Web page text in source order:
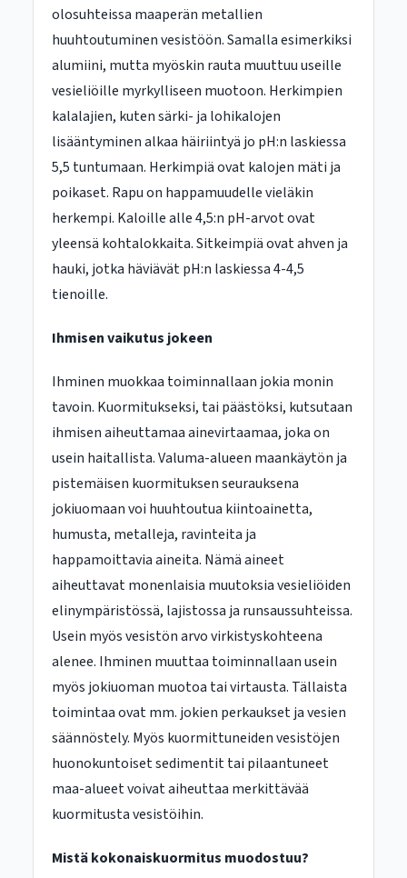
olosuhteissa maaperän metallien
huuhtoutuminen vesistöön. Samalla esimerkiksi
alumiini, mutta myöskin rauta muuttuu useille
vesieliöille myrkylliseen muotoon. Herkimpien
kalalajien, kuten särki- ja lohikalojen
lisääntyminen alkaa häiriintyä jo pH:n laskiessa
5,5 tuntumaan. Herkimpiä ovat kalojen mäti ja
poikaset. Rapu on happamuudelle vieläkin
herkempi. Kaloille alle 4,5:n pH-arvot ovat
yleensä kohtalokkaita. Sitkeimpiä ovat ahven ja
hauki, jotka häviävät pH:n laskiessa 4-4,5
tienoille.
Ihmisen vaikutus jokeen
Ihminen muokkaa toiminnallaan jokia monin
tavoin. Kuormitukseksi, tai päästöksi, kutsutaan
ihmisen aiheuttamaa ainevirtaamaa, joka on
usein haitallista. Valuma-alueen maankäytön ja
pistemäisen kuormituksen seurauksena
jokiuomaan voi huuhtoutua kiintoainetta,
humusta, metalleja, ravinteita ja
happamoittavia aineita. Nämä aineet
aiheuttavat monenlaisia muutoksia vesieliöiden
elinympäristössä, lajistossa ja runsaussuhteissa.
Usein myös vesistön arvo virkistyskohteena
alenee. Ihminen muuttaa toiminnallaan usein
myös jokiuoman muotoa tai virtausta. Tällaista
toimintaa ovat mm. jokien perkaukset ja vesien
säännöstely. Myös kuormittuneiden vesistöjen
huonokuntoiset sedimentit tai pilaantuneet
maa-alueet voivat aiheuttaa merkittävää
kuormitusta vesistöihin.
Mistä kokonaiskuormitus muodostuu?